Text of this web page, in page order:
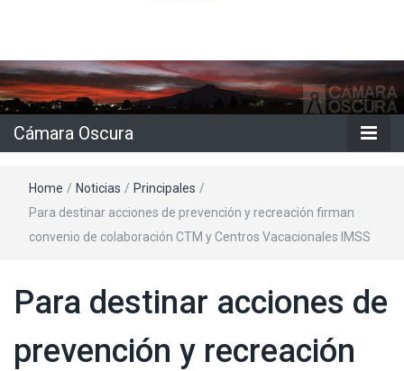
Cámara
Oscura
Cámara Oscura
Home / Noticias / Principales /
Para destinar acciones de prevención y recreación firman
convenio de colaboración CTM y Centros Vacacionales IMSS
Para destinar acciones de
prevención y recreación